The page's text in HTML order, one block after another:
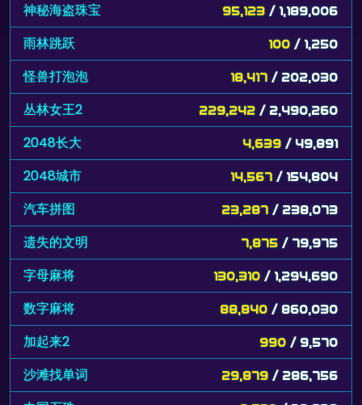
神秘海盗珠宝 95,123 / 1,189,006
雨林跳跃 100 / 1,250
怪兽打泡泡 18,417 / 202,030
丛林女王2 229,242 / 2,490,260
2048长大 4,639 / 49,891
2048城市 14,567 / 154,804
汽车拼图 23,287 / 238,073
遗失的文明 7,875 / 79,975
字母麻将 130,310 / 1,294,690
数字麻将 88,840 / 860,030
加起来2 990 / 9,570
沙滩找单词 29,879 / 286,756